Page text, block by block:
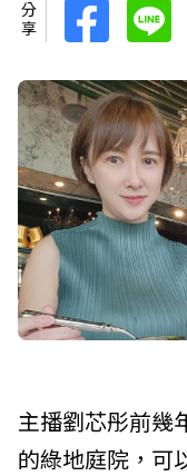
分享
主播劉芯彤前幾
的綠地庭院，可